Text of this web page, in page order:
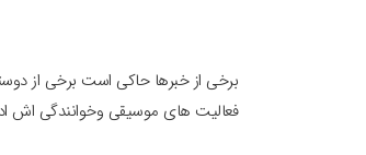
برخی از خبرها حاکی است برخی از
فعالیت های موسیقی وخوانندگی اش